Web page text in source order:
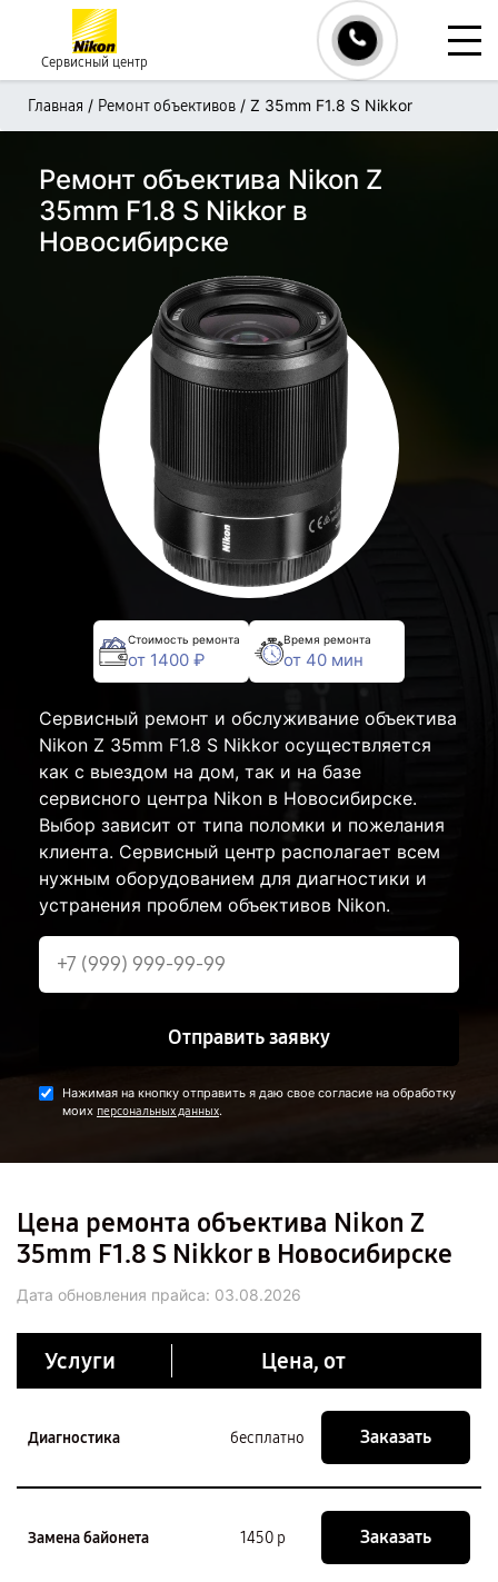
Сервисный центр
Главная / Ремонт объективов / Z 35mm F1.8 S Nikkor
Ремонт объектива Nikon Z
35mm F1.8 S Nikkor в
Новосибирске
Стоимость ремонта
от 1400 ₽
Время ремонта
от 40 мин
Сервисный ремонт и обслуживание объектива
Nikon Z 35mm F1.8 S Nikkor осуществляется
как с выездом на дом, так и на базе
сервисного центра Nikon в Новосибирске.
Выбор зависит от типа поломки и пожелания
клиента. Сервисный центр располагает всем
нужным оборудованием для диагностики и
устранения проблем объективов Nikon.
Отправить заявку
Нажимая на кнопку отправить я даю свое согласие на обработку
моих персональных данных.
Цена ремонта объектива Nikon Z
35mm F1.8 S Nikkor в Новосибирске
Дата обновления прайса: 03.08.2026
Услуги Цена, от
Диагностика бесплатно Заказать
Замена байонета 1450 р Заказать